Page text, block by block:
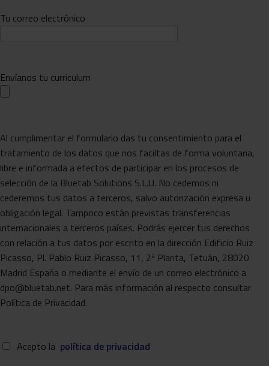
Tu correo electrónico
Envíanos tu curriculum
Al cumplimentar el formulario das tu consentimiento para el
tratamiento de los datos que nos faciltas de forma voluntaria,
libre e informada a efectos de participar en los procesos de
selección de la Bluetab Solutions S.L.U. No cedemos ni
cederemos tus datos a terceros, salvo autorización expresa u
obligación legal. Tampoco están previstas transferencias
internacionales a terceros países. Podrás ejercer tus derechos
con relación a tus datos por escrito en la dirección Edificio Ruiz
Picasso, Pl. Pablo Ruiz Picasso, 11, 2ª Planta, Tetuán, 28020
Madrid España o mediante el envío de un correo electrónico a
dpo@bluetab.net. Para más información al respecto consultar
Política de Privacidad.
Acepto la política de privacidad